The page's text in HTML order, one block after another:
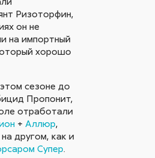
Ризоторфин,
он не
на импортный
хорошо
сезоне до
Пропонит,
отработали
+ Аллюр,
другом, как и
Супер.